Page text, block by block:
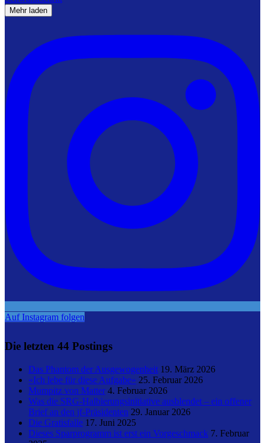
Mehr laden
Auf Instagram folgen
Die letzten 44 Postings
Das Phantom der Ausgewogenheit 19. März 2026
«Ich lebe für diese Aufgabe» 25. Februar 2026
Mumpitz von Matter 4. Februar 2026
Was die SRG-Halbierungsinitiative ausblendet – ein offener
Brief an den jf-Präsidenten 29. Januar 2026
Die Gratisfalle 17. Juni 2025
Dieses Sparprogramm ist erst ein Vorgeschmack 7. Februar